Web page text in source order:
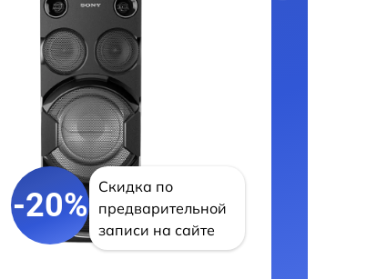
-20%
Скидка по
предварительной
записи на сайте